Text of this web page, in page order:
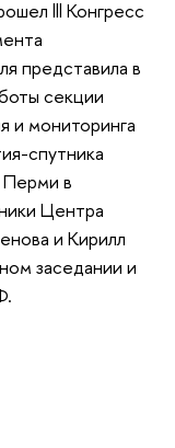
lll Конгресс
представила в
секции
и мониторинга
спутника
Перми в
Центра
и Кирилл
заседании и